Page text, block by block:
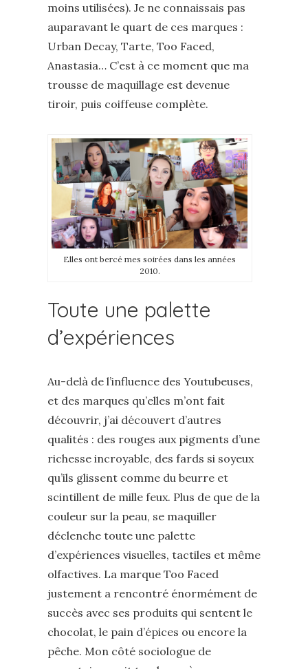
moins utilisées). Je ne connaissais pas
auparavant le quart de ces marques :
Urban Decay, Tarte, Too Faced,
Anastasia… C’est à ce moment que ma
trousse de maquillage est devenue
tiroir, puis coiffeuse complète.
Elles ont bercé mes soirées dans les années
2010.
Toute une palette
d’expériences
Au-delà de l’influence des Youtubeuses,
et des marques qu’elles m’ont fait
découvrir, j’ai découvert d’autres
qualités : des rouges aux pigments d’une
richesse incroyable, des fards si soyeux
qu’ils glissent comme du beurre et
scintillent de mille feux. Plus de que de la
couleur sur la peau, se maquiller
déclenche toute une palette
d’expériences visuelles, tactiles et même
olfactives. La marque Too Faced
justement a rencontré énormément de
succès avec ses produits qui sentent le
chocolat, le pain d’épices ou encore la
pêche. Mon côté sociologue de